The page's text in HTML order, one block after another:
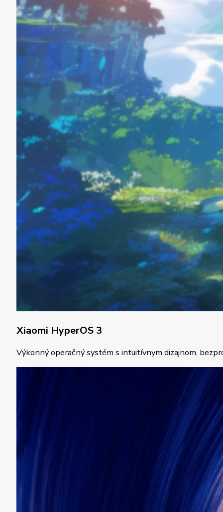
Xiaomi HyperOS 3
Výkonný operačný systém s intuitívnym dizajnom,